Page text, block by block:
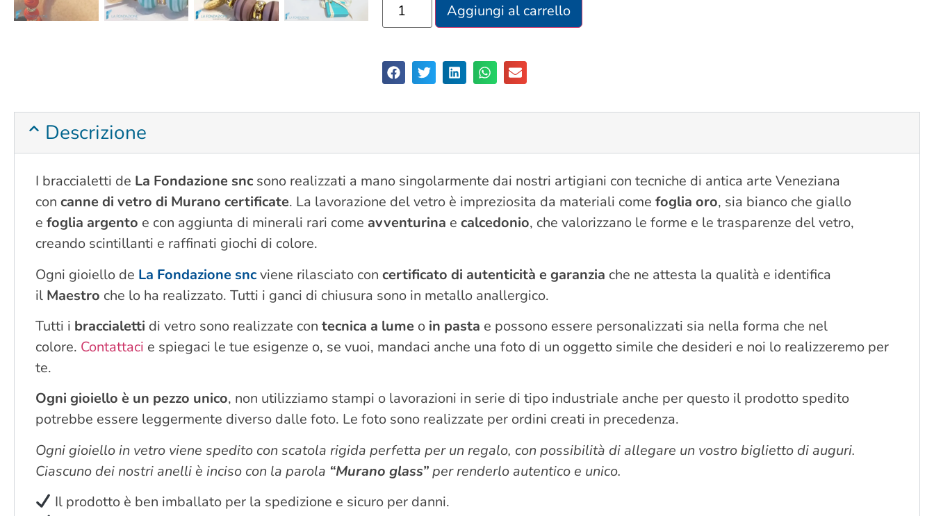
Aggiungi al carrello
Descrizione
I braccialetti de La Fondazione snc sono realizzati a mano singolarmente dai nostri artigiani con tecniche di antica arte Veneziana
con canne di vetro di Murano certificate. La lavorazione del vetro è impreziosita da materiali come foglia oro, sia bianco che giallo
e foglia argento e con aggiunta di minerali rari come avventurina e calcedonio, che valorizzano le forme e le trasparenze del vetro,
creando scintillanti e raffinati giochi di colore.
Ogni gioiello de La Fondazione sncviene rilasciato con certificato di autenticità e garanzia che ne attesta la qualità e identifica
il Maestro che lo ha realizzato. Tutti i ganci di chiusura sono in metallo anallergico.
Tutti i braccialetti di vetro sono realizzate con tecnica a lume o in pasta e possono essere personalizzati sia nella forma che nel
colore. Contattaci e spiegaci le tue esigenze o, se vuoi, mandaci anche una foto di un oggetto simile che desideri e noi lo realizzeremo per
te.
Ogni gioiello è un pezzo unico, non utilizziamo stampi o lavorazioni in serie di tipo industriale anche per questo il prodotto spedito
potrebbe essere leggermente diverso dalle foto. Le foto sono realizzate per ordini creati in precedenza.
Ogni gioiello in vetro viene spedito con scatola rigida perfetta per un regalo, con possibilità di allegare un vostro biglietto di auguri.
Ciascuno dei nostri anelli è inciso con la parola “Murano glass”per renderlo autentico e unico.
Il prodotto è ben imballato per la spedizione e sicuro per danni.